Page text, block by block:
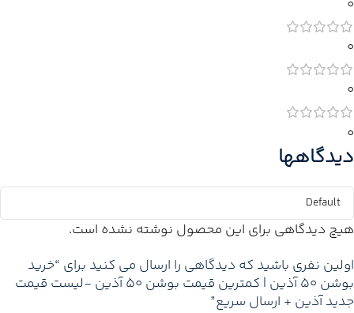
0
0
0
0
دیدگاهها
هیچ دیدگاهی برای این محصول نوشته نشده است.
اولین نفری باشید که دیدگاهی را ارسال می کنید برای “خرید
بوشن 50 آذین | کمترین قیمت بوشن 50 آذین -لیست قیمت
جدید آذین + ارسال سریع”